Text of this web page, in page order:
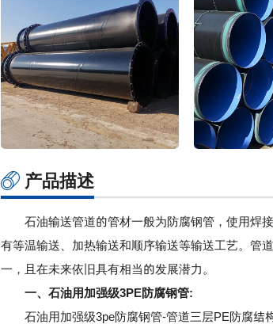
产品描述
石油输送管道的管材一般为防腐钢管，使用焊
有等温输送、加热输送和顺序输送等输送工艺。管
一，且在未来依旧具有相当的发展潜力。
一、石油用加强级3PE防腐钢管:
石油用加强级3pe防腐钢管-管道三层PE防腐结